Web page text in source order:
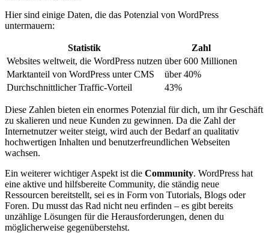
Hier ⁤sind einige Daten, die ⁣das Potenzial von WordPress
untermauern:
Statistik
Zahl
Websites weltweit, die WordPress nutzen über 600 Millionen
Marktanteil ‌von WordPress‌ unter CMS
über 40%
Durchschnittlicher ⁢Traffic-Vorteil
43%
Diese Zahlen bieten ein enormes‌ Potenzial für dich, um ⁤ihr Geschäft
zu skalieren und neue Kunden⁣ zu gewinnen. Da die Zahl der
Internetnutzer weiter steigt, wird auch ‌der Bedarf an qualitativ
hochwertigen​ Inhalten und benutzerfreundlichen Webseiten
‍wachsen.
Ein weiterer wichtiger Aspekt ist die Community. WordPress hat‌
eine aktive und hilfsbereite Community, ‌die ständig neue
Ressourcen‍ bereitstellt, sei es in Form von Tutorials, Blogs oder
Foren. Du musst das Rad nicht neu erfinden – es gibt bereits
unzählige Lösungen‍ für⁢ die Herausforderungen, denen du
möglicherweise gegenüberstehst.